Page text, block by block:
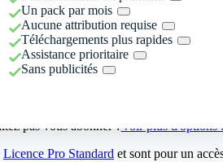
Un pack par mois
Aucune attribution requise
Téléchargements plus rapides
Assistance prioritaire
Sans publicités
pas vous abonner ?Voir plus d'options
Licence Pro Standard et sont pour un